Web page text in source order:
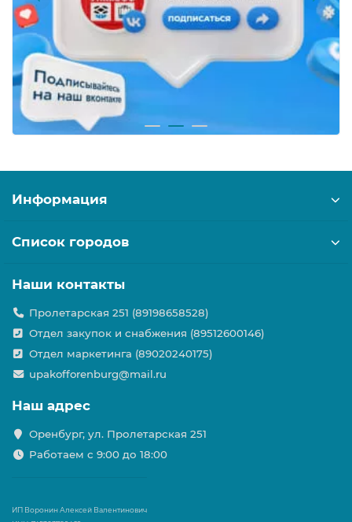
Информация
Список городов
Наши контакты
Пролетарская 251 (89198658528)
Отдел закупок и снабжения (89512600146)
Отдел маркетинга (89020240175)
upakofforenburg@mail.ru
Наш адрес
Оренбург, ул. Пролетарская 251
Работаем с 9:00 до 18:00
ИП Воронин Алексей Валентинович